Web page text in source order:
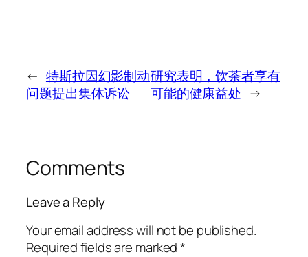
← 特斯拉因幻影制动
问题提出集体诉讼
研究表明，饮茶者享有
可能的健康益处 →
Comments
Leave a Reply
Your email address will not be published.
Required fields are marked*